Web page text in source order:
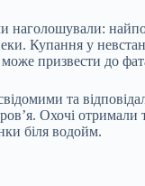
наголошували:
Купання у
призвести до
та
Охочі
біля водойм.